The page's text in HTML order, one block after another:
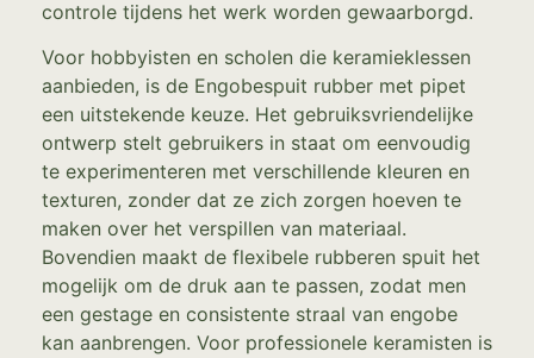
controle tijdens het werk worden gewaarborgd.
Voor hobbyisten en scholen die keramieklessen
aanbieden, is de Engobespuit rubber met pipet
een uitstekende keuze. Het gebruiksvriendelijke
ontwerp stelt gebruikers in staat om eenvoudig
te experimenteren met verschillende kleuren en
texturen, zonder dat ze zich zorgen hoeven te
maken over het verspillen van materiaal.
Bovendien maakt de flexibele rubberen spuit het
mogelijk om de druk aan te passen, zodat men
een gestage en consistente straal van engobe
kan aanbrengen. Voor professionele keramisten is